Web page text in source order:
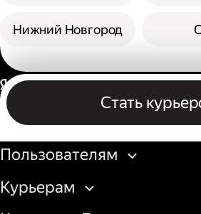
Нижний Новгород
Стать
Бизнесу
Пользователям
Курьерам